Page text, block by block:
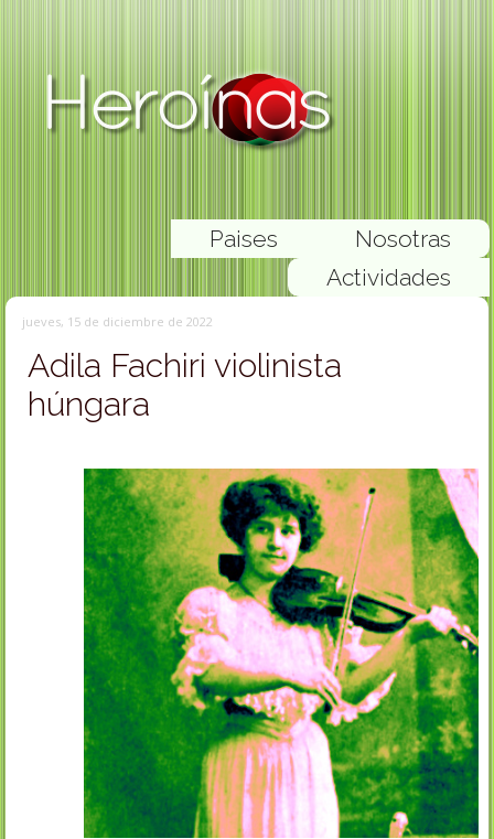
Nosotras
Paises
Actividades
jueves, 15 de diciembre de 2022
Adila Fachiri violinista
húngara